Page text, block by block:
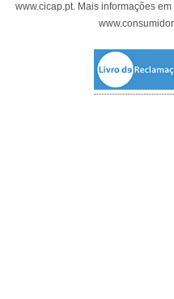
www.cicap.pt. Mais informações